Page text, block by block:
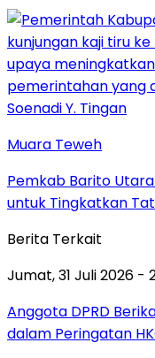
Muara Teweh
Pemkab Barito Utara
untuk Tingkatkan
Berita Terkait
Jumat, 31 Juli 2026 -
Anggota DPRD
dalam Peringatan